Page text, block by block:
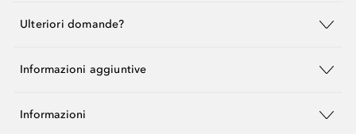
Ulteriori domande?
Informazioni aggiuntive
Informazioni